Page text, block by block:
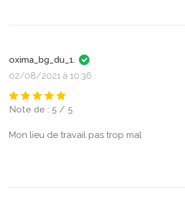
oxima_bg_du_1.
02/08/2021 à 10:36
Note de : 5 / 5
Mon lieu de travail pas trop mal